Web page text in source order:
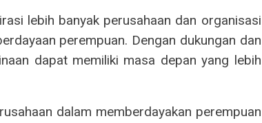
lebih banyak perusahaan dan organisasi
perempuan. Dengan dukungan dan
dapat memiliki masa depan yang lebih
dalam memberdayakan perempuan